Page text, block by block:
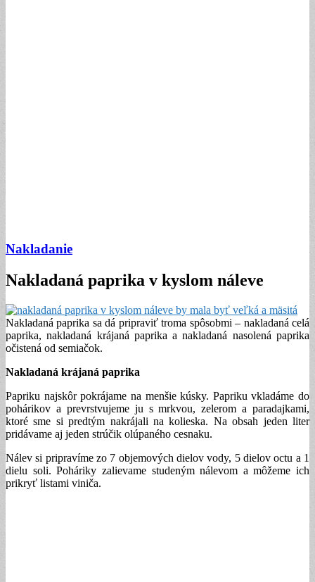
Nakladanie
Nakladaná paprika v kyslom náleve
Nakladaná paprika sa dá pripraviť troma spôsobmi – nakladaná celá
paprika, nakladaná krájaná paprika a nakladaná nasolená paprika
očistená od semiačok.
Nakladaná krájaná paprika
Papriku najskôr pokrájame na menšie kúsky. Papriku vkladáme do
pohárikov a prevrstvujeme ju s mrkvou, zelerom a paradajkami,
ktoré sme si predtým nakrájali na kolieska. Na obsah jeden liter
pridávame aj jeden strúčik olúpaného cesnaku.
Nálev si pripravíme zo 7 objemových dielov vody, 5 dielov octu a 1
dielu soli. Poháriky zalievame studeným nálevom a môžeme ich
prikryť listami viniča.